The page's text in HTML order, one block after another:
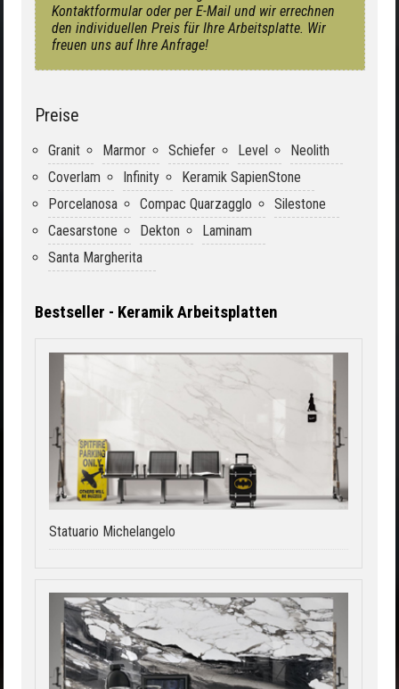
Kontaktformular oder per E-Mail und wir errechnen
den individuellen Preis für Ihre Arbeitsplatte. Wir
freuen uns auf Ihre Anfrage!
Preise
Granit Marmor Schiefer Level
Neolith
Coverlam
Infinity
Keramik SapienStone
Porcelanosa
Compac Quarzagglo
Silestone
Caesarstone
Dekton
Laminam
Santa Margherita
Bestseller - Keramik Arbeitsplatten
Statuario Michelangelo